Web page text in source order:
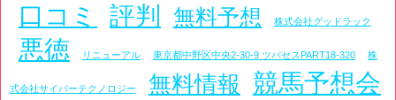
口コミ 評判 無料予想 株式会社グッドラック
悪徳 リニューアル 東京都中野区中央2-30-9 ツバセスPART18-320 株
式会社サイバーテクノロジー 無料情報 競馬予想会